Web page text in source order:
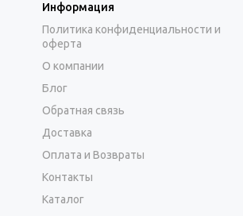
Информация
Политика конфиденциальности и
оферта
О компании
Блог
Обратная связь
Доставка
Оплата и Возвраты
Контакты
Каталог